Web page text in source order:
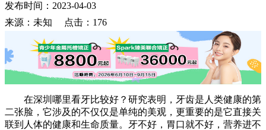
发布时间：2023-04-03
来源：未知 点击：176
在深圳哪里看牙比较好？研究表明，牙齿是人类健康的第
二张脸，它涉及的不仅仅是单纯的美观，更重要的是它直接关
联到人体的健康和生命质量。牙不好，胃口就不好，营养进不